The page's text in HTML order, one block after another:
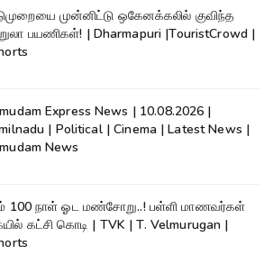
முன்னிட்டு ஒகேனக்கலில் குவிந்த
பயணிகள்! | Dharmapuri |TouristCrowd |
Express News | 10.08.2026 |
| Political | Cinema | Latest News |
News
100 நாள் ஓட மண்சோறு..! பள்ளி மாணவர்கள்
கட்சி கொடி | TVK | T. Velmurugan |